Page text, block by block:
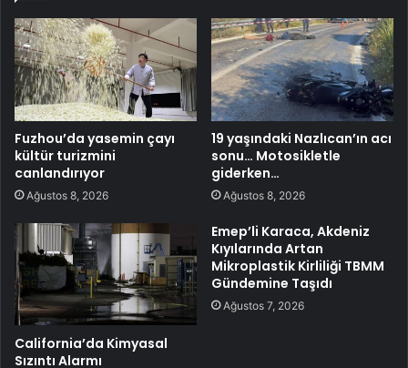
Fuzhou’da yasemin çayı
kültür turizmini
canlandırıyor
Ağustos 8, 2026
19 yaşındaki Nazlıcan’ın acı
sonu… Motosikletle
giderken…
Ağustos 8, 2026
California’da Kimyasal
Sızıntı Alarmı
Emep’li Karaca, Akdeniz
Kıyılarında Artan
Mikroplastik Kirliliği TBMM
Gündemine Taşıdı
Ağustos 7, 2026